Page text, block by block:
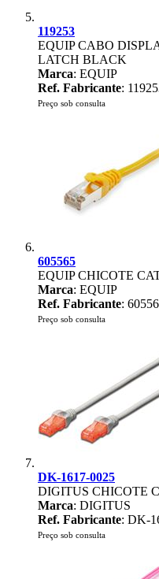
119253
EQUIP CABO
LATCH BLACK
Marca: EQUIP
Ref. Fabricante:
Preço sob consulta
605565
EQUIP CHICOTE
Marca: EQUIP
Ref. Fabricante:
Preço sob consulta
DK-1617-0025
DIGITUS CHICOTE
Marca: DIGITUS
Ref. Fabricante: DK-
Preço sob consulta